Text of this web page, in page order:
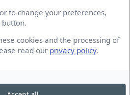
le 19e siècle au Brésil,
montrer
to change your preferences,
button.
cookies and the processing of
read our privacy policy.